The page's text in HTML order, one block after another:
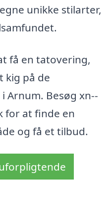
unikke stilarter,
få en tatovering,
kig på de
Besøg xn--
for at finde en
og få et tilbud.